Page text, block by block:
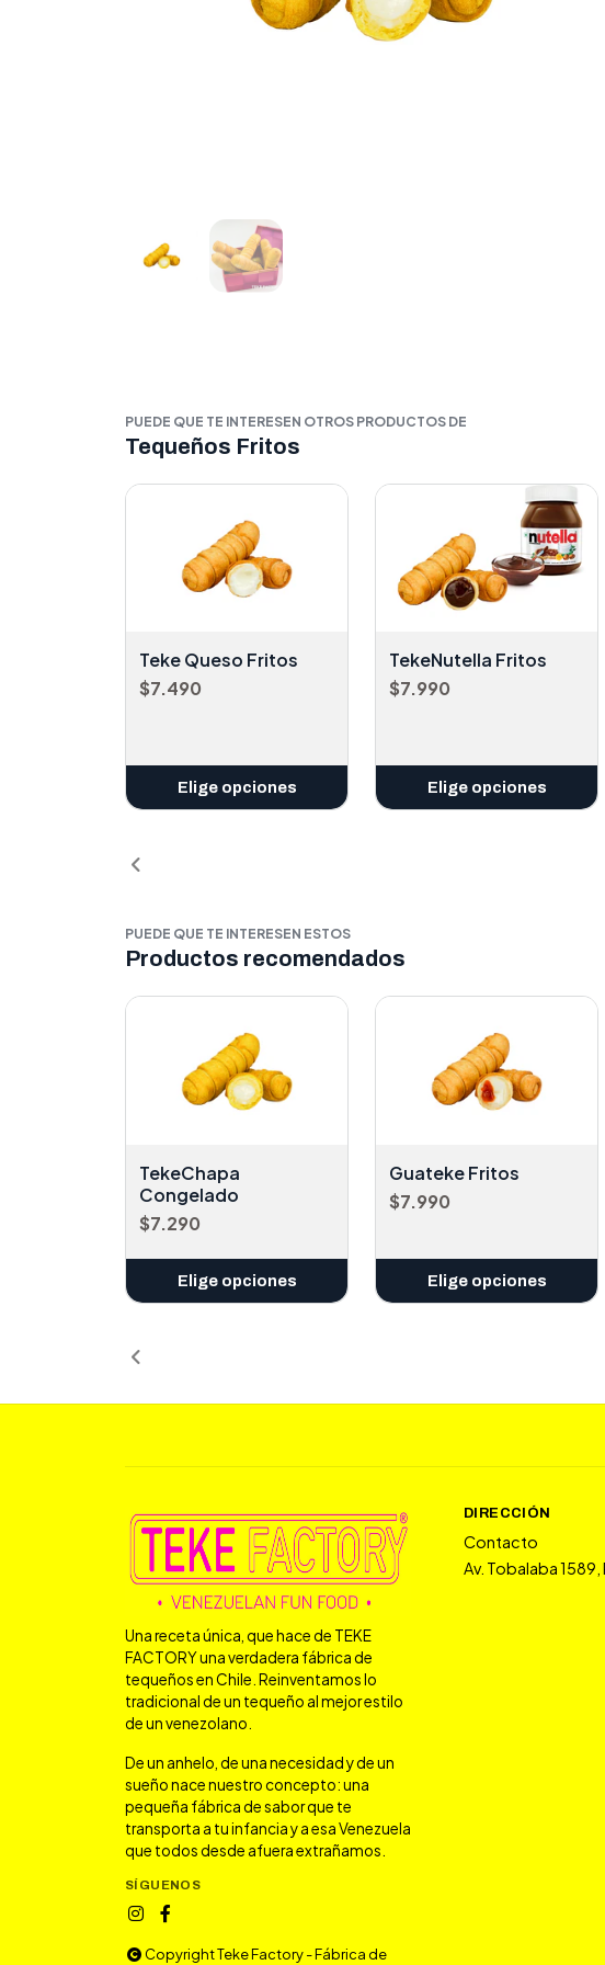
PUEDE QUE TE INTERESEN OTROS PRODUCTOS DE
Tequeños Fritos
Teke Queso Fritos
$7.490
Elige opciones
TekeNutella Fritos
$7.990
Elige opciones
PUEDE QUE TE INTERESEN ESTOS
Productos recomendados
TekeChapa
Congelado
$7.290
Elige opciones
Guateke Fritos
$7.990
Elige opciones
Una receta única, que hace de TEKE
FACTORY una verdadera fábrica de
tequeños en Chile. Reinventamos lo
tradicional de un tequeño al mejor estilo
de un venezolano.
De un anhelo, de una necesidad y de un
sueño nace nuestro concepto: una
pequeña fábrica de sabor que te
transporta a tu infancia y a esa Venezuela
que todos desde afuera extrañamos.
SÍGUENOS
Copyright Teke Factory - Fábrica de
DIRECCIÓN
Contacto
Av. Tobalaba